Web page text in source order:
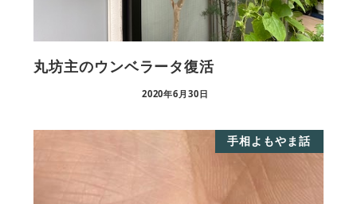
丸坊主のウンベラータ復活
2020年6月30日
手相よもやま話